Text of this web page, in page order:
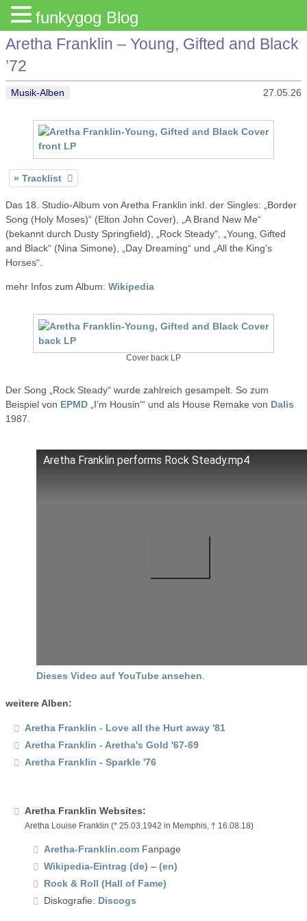
Aretha Franklin – Young, Gifted and Black
’72
Musik-Alben 27.05.26
Tracklist
Das 18. Studio-Album von Aretha Franklin inkl. der Singles: „Border
Song (Holy Moses)“ (Elton John Cover), „A Brand New Me“
(bekannt durch Dusty Springfield), „Rock Steady“, „Young, Gifted
and Black“ (Nina Simone), „Day Dreaming“ und „All the King’s
Horses“.
mehr Infos zum Album: Wikipedia
Cover back LP
Der Song „Rock Steady“ wurde zahlreich gesampelt. So zum
Beispiel von EPMD „I’m Housin'“ und als House Remake von Dalis
1987.
Aretha Franklin performs Rock Steady.mp4
Dieses Video auf YouTube ansehen
weitere Alben:
Aretha Franklin - Love all the Hurt away '81
Aretha Franklin - Aretha's Gold '67-69
Aretha Franklin - Sparkle '76
Aretha Franklin Websites:
Aretha Louise Franklin (* 25.03.1942 in Memphis, † 16.08.18)
Aretha-Franklin.com Fanpage
Wikipedia-Eintrag (de) – (en)
Rock & Roll (Hall of Fame)
Diskografie: Discogs
funkygog Blog